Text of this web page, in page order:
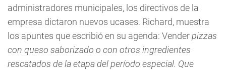
administradores municipales, los directivos de la
empresa dictaron nuevos ucases. Richard, muestra
los apuntes que escribió en su agenda: Venderpizzas
con queso saborizado o con otros ingredientes
rescatados de la etapa del período especial. Que